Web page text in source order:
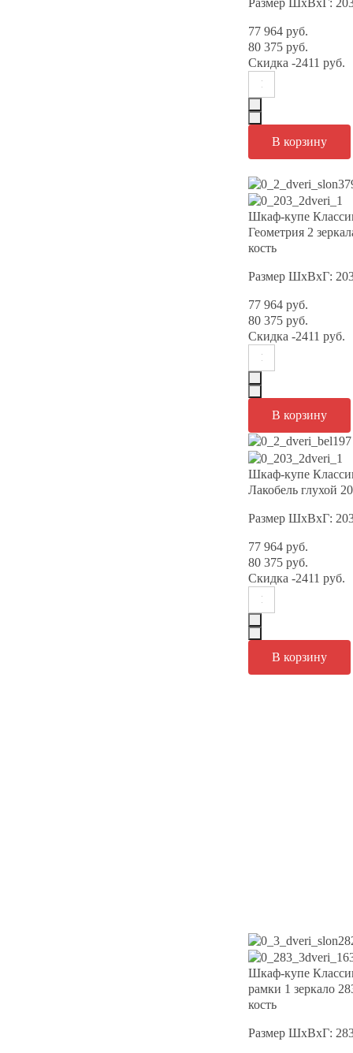
Размер ШхВхГ:
77 964 руб.
80 375 руб.
Скидка -2411 руб.
Шкаф-купе
Геометрия 2
кость
Размер ШхВхГ:
77 964 руб.
80 375 руб.
Скидка -2411 руб.
Шкаф-купе
Лакобель глухой
Размер ШхВхГ:
77 964 руб.
80 375 руб.
Скидка -2411 руб.
Шкаф-купе
рамки 1 зеркало
кость
Размер ШхВхГ: